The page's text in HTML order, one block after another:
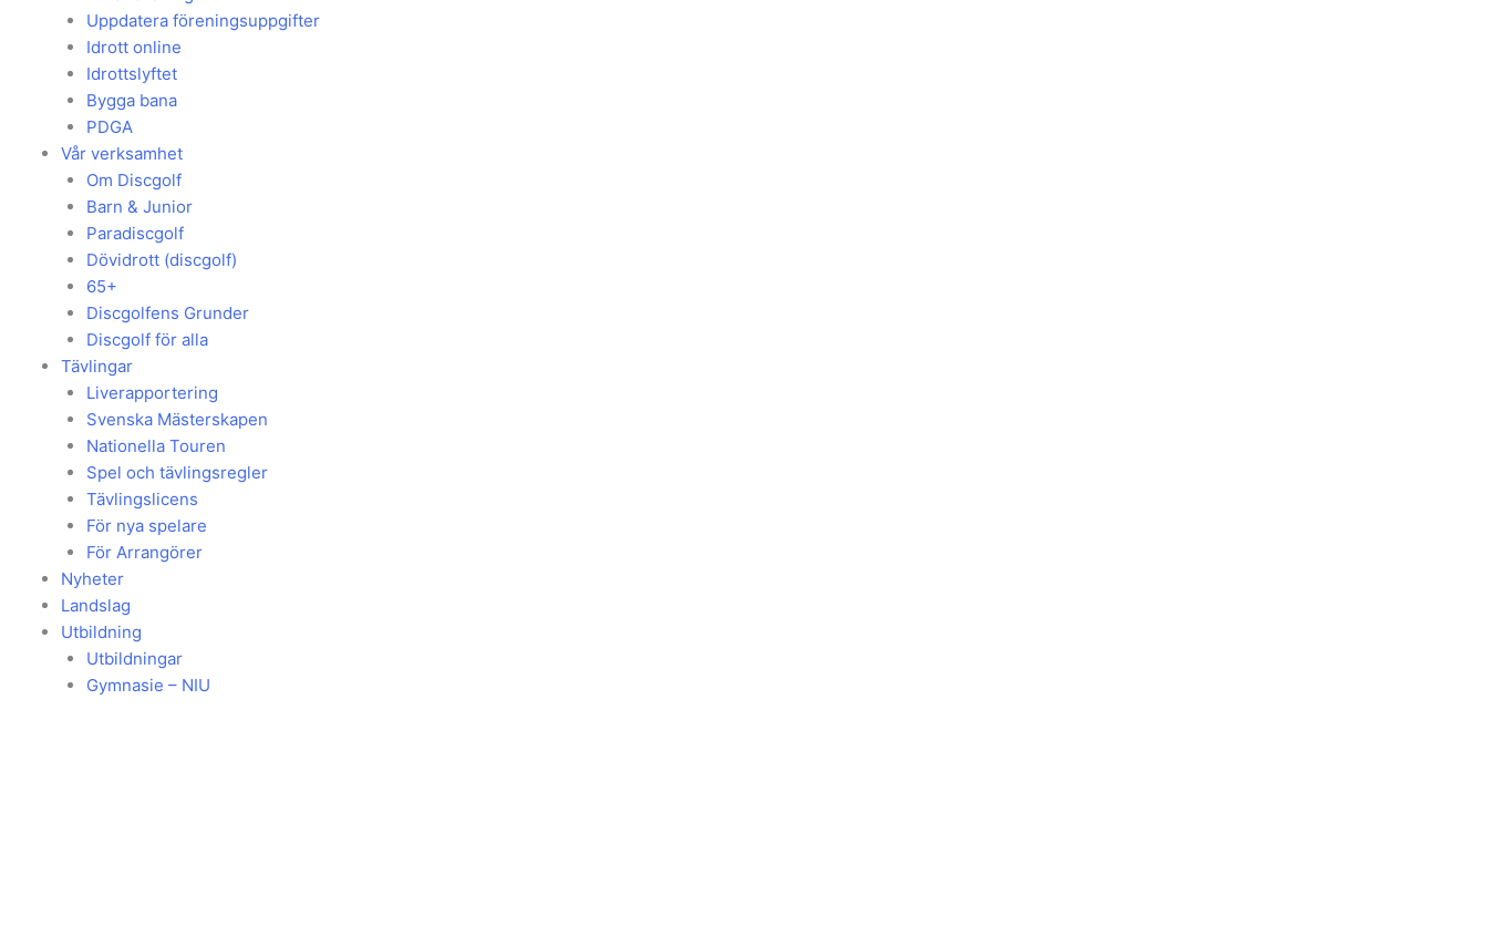
Uppdatera föreningsuppgifter
Idrott online
Idrottslyftet
Bygga bana
PDGA
Vår verksamhet
Om Discgolf
Barn & Junior
Paradiscgolf
Dövidrott (discgolf)
65+
Discgolfens Grunder
Discgolf för alla
Tävlingar
Liverapportering
Svenska Mästerskapen
Nationella Touren
Spel och tävlingsregler
Tävlingslicens
För nya spelare
För Arrangörer
Nyheter
Landslag
Utbildning
Utbildningar
Gymnasie – NIU